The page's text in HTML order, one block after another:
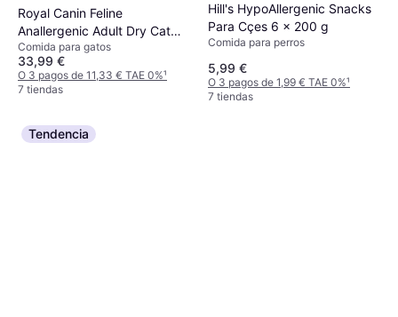
Royal Canin Feline
Anallergenic Adult Dry Cat
Food 2kg
Comida para gatos
33,99 €
O 3 pagos de 11,33 € TAE 0%¹
7 tiendas
Hill's HypoAllergenic Snacks
Para Cçes 6 x 200 g
Comida para perros
5,99 €
O 3 pagos de 1,99 € TAE 0%¹
7 tiendas
Tendencia